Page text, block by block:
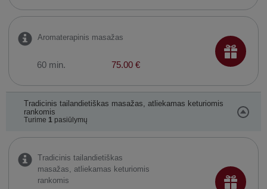
Aromaterapinis masažas
60 min. 75.00 €
Tradicinis tailandietiškas masažas, atliekamas keturiomis
rankomis
Turime 1pasiūlymų
Tradicinis tailandietiškas
masažas, atliekamas keturiomis
rankomis